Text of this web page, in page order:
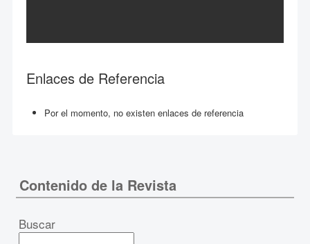
Enlaces de Referencia
Por el momento, no existen enlaces de referencia
Contenido de la Revista
Buscar